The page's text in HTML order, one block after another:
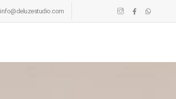
info@deluzestudio.com